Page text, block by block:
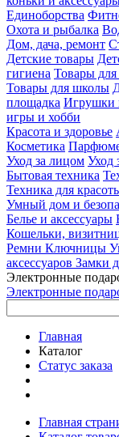
Единоборства
Охота и рыбалка
Дом, дача, ремонт
Детские товары
гигиена Товары
Товары для школы
площадка Игрушки
игры и хобби
Красота и здоровье
Косметика
Уход за лицом Уход
Бытовая техника
Техника для
Умный дом и
Белье и аксессуары
Кошельки,
Ремни Ключницы
аксессуаров Замки
Электронные
Электронные
Главная
Каталог
Статус заказа
Главная